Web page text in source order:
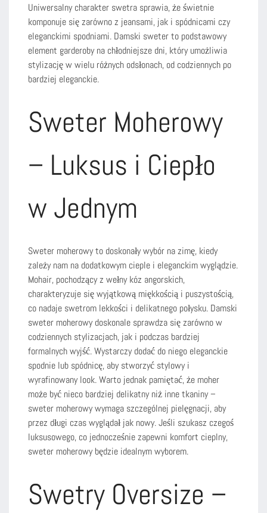
Uniwersalny charakter swetra sprawia, że świetnie
komponuje się zarówno z jeansami, jak i spódnicami czy
eleganckimi spodniami. Damski sweter to podstawowy
element garderoby na chłodniejsze dni, który umożliwia
stylizację w wielu różnych odsłonach, od codziennych po
bardziej eleganckie.
Sweter Moherowy
– Luksus i Ciepło
w Jednym
Sweter moherowy to doskonały wybór na zimę, kiedy
zależy nam na dodatkowym cieple i eleganckim wyglądzie.
Mohair, pochodzący z wełny kóz angorskich,
charakteryzuje się wyjątkową miękkością i puszystością,
co nadaje swetrom lekkości i delikatnego połysku. Damski
sweter moherowy doskonale sprawdza się zarówno w
codziennych stylizacjach, jak i podczas bardziej
formalnych wyjść. Wystarczy dodać do niego eleganckie
spodnie lub spódnicę, aby stworzyć stylowy i
wyrafinowany look. Warto jednak pamiętać, że moher
może być nieco bardziej delikatny niż inne tkaniny –
sweter moherowy wymaga szczególnej pielęgnacji, aby
przez długi czas wyglądał jak nowy. Jeśli szukasz czegoś
luksusowego, co jednocześnie zapewni komfort cieplny,
sweter moherowy będzie idealnym wyborem.
Swetry Oversize –